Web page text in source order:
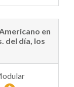
en
del día, los